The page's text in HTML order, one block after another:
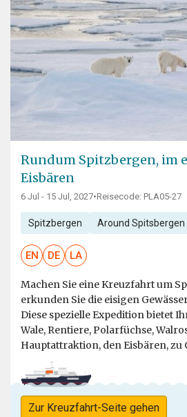
Rundum Spitzbergen, im
Eisbären
6 Jul - 15 Jul, 2027•Reisecode: PLA05-27
Spitzbergen Around Spitsbergen
EN DE LA
Machen Sie eine Kreuzfahrt um
erkunden Sie die eisigen
Diese spezielle Expedition bietet
Wale, Rentiere, Polarfüchse,
Hauptattraktion, den Eisbären, zu
Zur Kreuzfahrt-Seite gehen